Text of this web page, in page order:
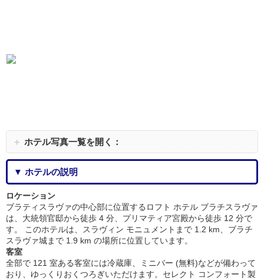
＋ ホテル写真一覧を開く：
▼ ホテルの説明
ロケーション
ブラティスラヴァの中心部に位置するロフト ホテル ブラチスラヴァ
は、大統領官邸から徒歩 4 分、プリマティア宮殿から徒歩 12 分で
す。 このホテルは、スラヴィン モニュメントまで 1.2 km、ブラチ
スラヴァ城まで 1.9 km の場所に位置しています。
客室
全部で 121 室ある客室には冷蔵庫、ミニバー (無料)などが備わって
おり、ゆっくりおくつろぎいただけます。セレクト コンフォート製